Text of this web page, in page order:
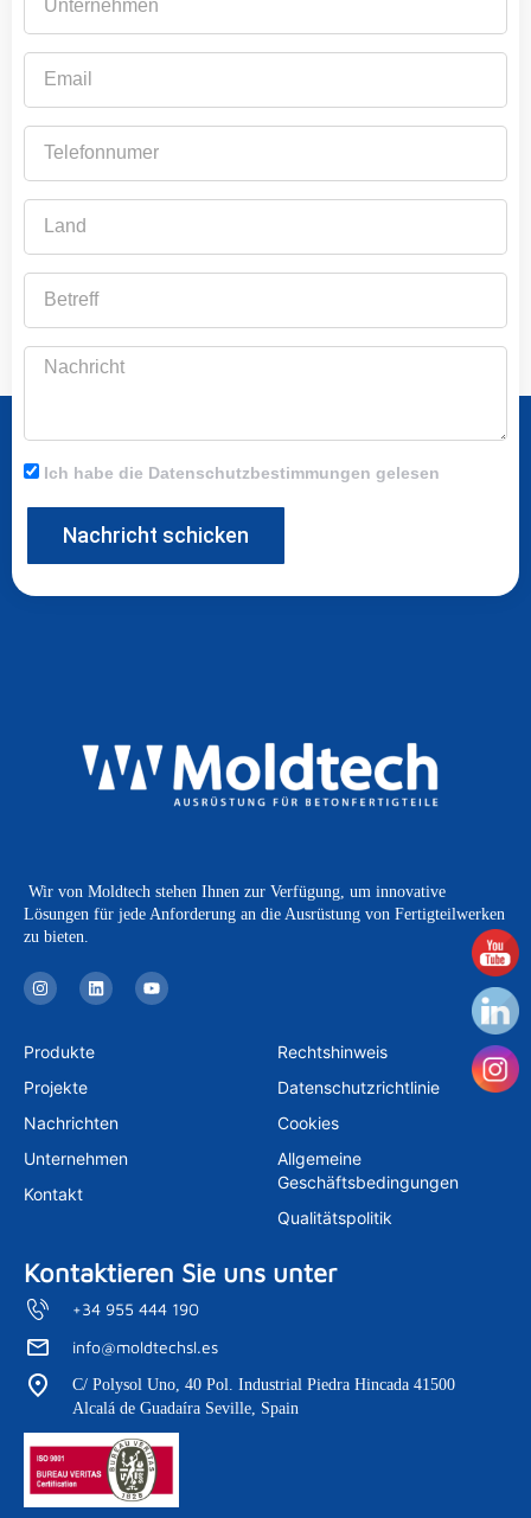
Nachricht
Ich habe die Datenschutzbestimmungen gelesen
Nachricht schicken
Wir von Moldtech stehen Ihnen zur Verfügung, um innovative
Lösungen für jede Anforderung an die Ausrüstung von Fertigteilwerken
zu bieten.
I
n
s
a
g
a
L
i
n
d
Y
o
u
Produkte
Projekte
Nachrichten
Unternehmen
Kontakt
Rechtshinweis
Datenschutzrichtlinie
Cookies
Allgemeine
Geschäftsbedingungen
Qualitätspolitik
Kontaktieren Sie uns unter
+34 955 444 190
info@moldtechsl.es
C/ Polysol Uno, 40 Pol. Industrial Piedra Hincada 41500
Alcalá de Guadaíra Seville, Spain